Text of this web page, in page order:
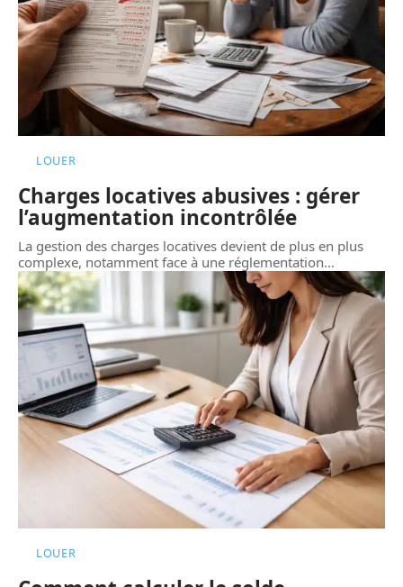
LOUER
Charges locatives abusives : gérer
l’augmentation incontrôlée
La gestion des charges locatives devient de plus en plus
complexe, notamment face à une réglementation…
LOUER